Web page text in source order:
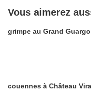
Vous aimerez
grimpe au Grand Guargo
couennes à Château